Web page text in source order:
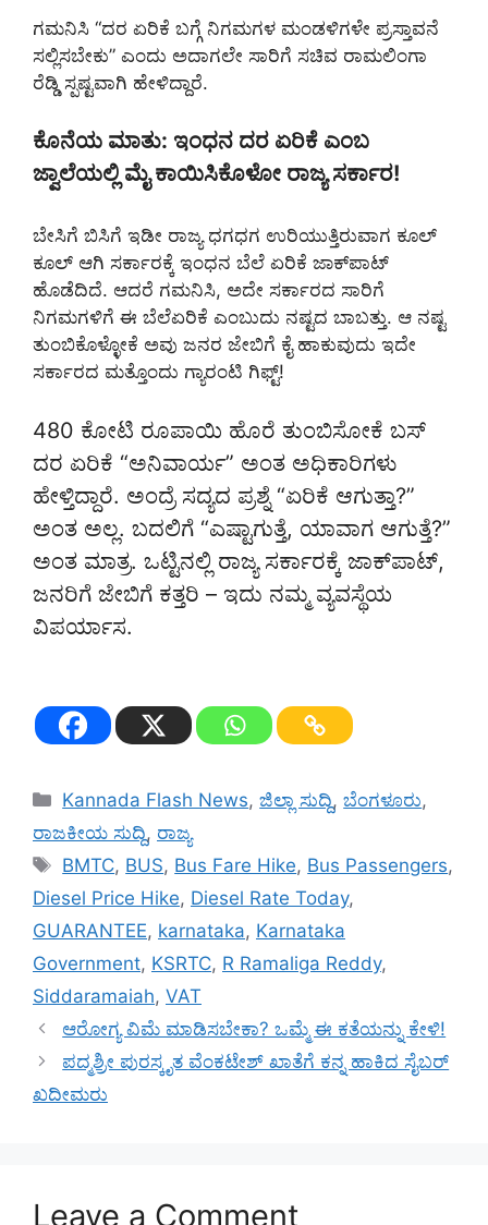
ಗಮನಿಸಿ “ದರ ಏರಿಕೆ ಬಗ್ಗೆ ನಿಗಮಗಳ ಮಂಡಳಿಗಳೇ ಪ್ರಸ್ತಾವನೆ
ಸಲ್ಲಿಸಬೇಕು” ಎಂದು ಅದಾಗಲೇ ಸಾರಿಗೆ ಸಚಿವ ರಾಮಲಿಂಗಾ
ರೆಡ್ಡಿ ಸ್ಪಷ್ಟವಾಗಿ ಹೇಳಿದ್ದಾರೆ.
ಕೊನೆಯ ಮಾತು: ಇಂಧನ ದರ ಏರಿಕೆ ಎಂಬ
ಜ್ವಾಲೆಯಲ್ಲಿ ಮೈ ಕಾಯಿಸಿಕೊಳೋ ರಾಜ್ಯ ಸರ್ಕಾರ!
ಬೇಸಿಗೆ ಬಿಸಿಗೆ ಇಡೀ ರಾಜ್ಯ ಧಗಧಗ ಉರಿಯುತ್ತಿರುವಾಗ ಕೂಲ್‌
ಕೂಲ್‌ ಆಗಿ ಸರ್ಕಾರಕ್ಕೆ ಇಂಧನ ಬೆಲೆ ಏರಿಕೆ ಜಾಕ್‌ಪಾಟ್
ಹೊಡೆದಿದೆ. ಆದರೆ ಗಮನಿಸಿ, ಅದೇ ಸರ್ಕಾರದ ಸಾರಿಗೆ
ನಿಗಮಗಳಿಗೆ ಈ ಬೆಲೆಏರಿಕೆ ಎಂಬುದು ನಷ್ಟದ ಬಾಬತ್ತು. ಆ ನಷ್ಟ
ತುಂಬಿಕೊಳ್ಳೋಕೆ ಅವು ಜನರ ಜೇಬಿಗೆ ಕೈ ಹಾಕುವುದು ಇದೇ
ಸರ್ಕಾರದ ಮತ್ತೊಂದು ಗ್ಯಾರಂಟಿ ಗಿಫ್ಟ್‌!
480 ಕೋಟಿ ರೂಪಾಯಿ ಹೊರೆ ತುಂಬಿಸೋಕೆ ಬಸ್
ದರ ಏರಿಕೆ “ಅನಿವಾರ್ಯ” ಅಂತ ಅಧಿಕಾರಿಗಳು
ಹೇಳ್ತಿದ್ದಾರೆ. ಅಂದ್ರೆ ಸದ್ಯದ ಪ್ರಶ್ನೆ “ಏರಿಕೆ ಆಗುತ್ತಾ?”
ಅಂತ ಅಲ್ಲ. ಬದಲಿಗೆ “ಎಷ್ಟಾಗುತ್ತೆ, ಯಾವಾಗ ಆಗುತ್ತೆ?”
ಅಂತ ಮಾತ್ರ. ಒಟ್ಟಿನಲ್ಲಿ ರಾಜ್ಯ ಸರ್ಕಾರಕ್ಕೆ ಜಾಕ್‌ಪಾಟ್,
ಜನರಿಗೆ ಜೇಬಿಗೆ ಕತ್ತರಿ – ಇದು ನಮ್ಮ ವ್ಯವಸ್ಥೆಯ
ವಿಪರ್ಯಾಸ.
Categories
Kannada Flash News,ಜಿಲ್ಲಾ ಸುದ್ದಿ,ಬೆಂಗಳೂರು,
ರಾಜಕೀಯ ಸುದ್ದಿ, ರಾಜ್ಯ
Tags
BMTC, BUS, Bus Fare Hike, Bus Passengers,
Diesel Price Hike, Diesel Rate Today,
GUARANTEE, karnataka, Karnataka
Government, KSRTC, R Ramaliga Reddy,
Siddaramaiah, VAT
ಆರೋಗ್ಯ ವಿಮೆ ಮಾಡಿಸಬೇಕಾ? ಒಮ್ಮೆ ಈ ಕತೆಯನ್ನು ಕೇಳಿ!
ಪದ್ಮಶ್ರೀ ಪುರಸ್ಕೃತ ವೆಂಕಟೇಶ್ ಖಾತೆಗೆ ಕನ್ನ ಹಾಕಿದ ಸೈಬರ್
ಖದೀಮರು
Leave a Comment